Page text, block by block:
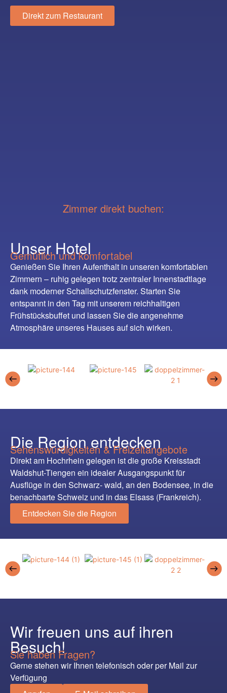
Direkt zum Restaurant
Zimmer direkt buchen:
Unser Hotel
Gemütlich und komfortabel
Genießen Sie Ihren Aufenthalt in unseren komfortablen
Zimmern – ruhig gelegen trotz zentraler Innenstadtlage
dank moderner Schallschutzfenster. Starten Sie
entspannt in den Tag mit unserem reichhaltigen
Frühstücksbuffet und lassen Sie die angenehme
Atmosphäre unseres Hauses auf sich wirken.
Die Region entdecken
Sehenswürdigkeiten & Freizeitangebote
Direkt am Hochrhein gelegen ist die große Kreisstadt
Waldshut-Tiengen ein idealer Ausgangspunkt für
Ausflüge in den Schwarz- wald, an den Bodensee, in die
benachbarte Schweiz und in das Elsass (Frankreich).
Entdecken Sie die Region
Wir freuen uns auf ihren
Besuch!
Sie haben Fragen?
Gerne stehen wir Ihnen telefonisch oder per Mail zur
Verfügung